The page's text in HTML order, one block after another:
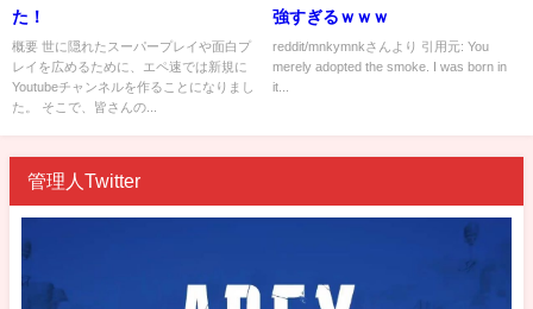
た！
概要 世に隠れたスーパープレイや面白プ
レイを広めるために、エペ速では新規に
Youtubeチャンネルを作ることになりまし
た。 そこで、皆さんの...
強すぎるｗｗｗ
reddit/mnkymnkさんより 引用元: You
merely adopted the smoke. I was born in
it...
管理人Twitter